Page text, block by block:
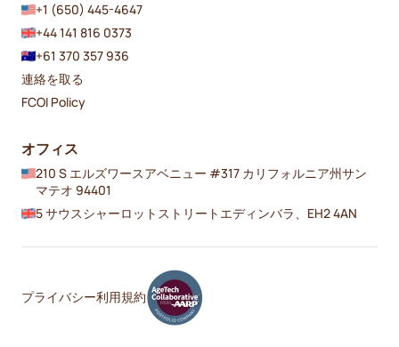
+1 (650) 445-4647
+44 141 816 0373
+61 370 357 936
連絡を取る
FCOI Policy
オフィス
210 S エルズワースアベニュー #317 カリフォルニア州サン
マテオ 94401
5 サウスシャーロットストリートエディンバラ、EH2 4AN
プライバシー利用規約